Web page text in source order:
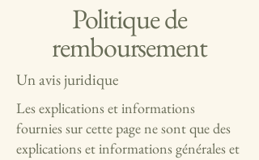
Politique de
remboursement
Un avis juridique
Les explications et informations
fournies sur cette page ne sont que des
explications et informations générales et